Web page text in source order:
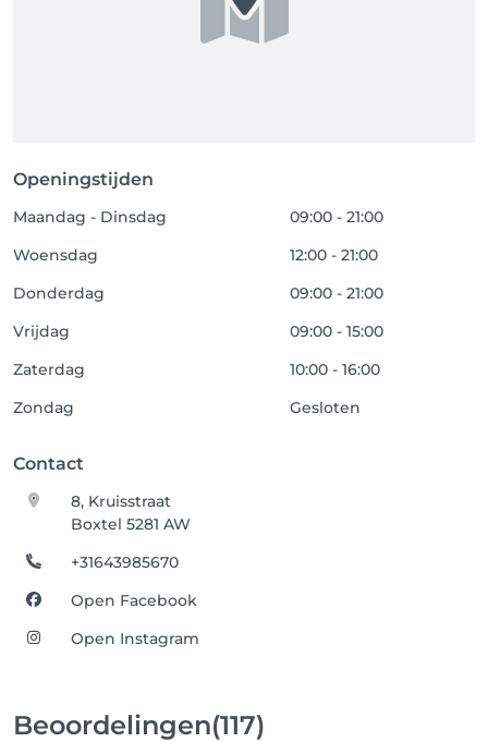
Openingstijden
Maandag - Dinsdag
09:00 - 21:00
Woensdag
12:00 - 21:00
Donderdag
09:00 - 21:00
Vrijdag
09:00 - 15:00
Zaterdag
10:00 - 16:00
Zondag
Gesloten
Contact
8, Kruisstraat
Boxtel 5281 AW
+31643985670
Open Facebook
Open Instagram
Beoordelingen(117)